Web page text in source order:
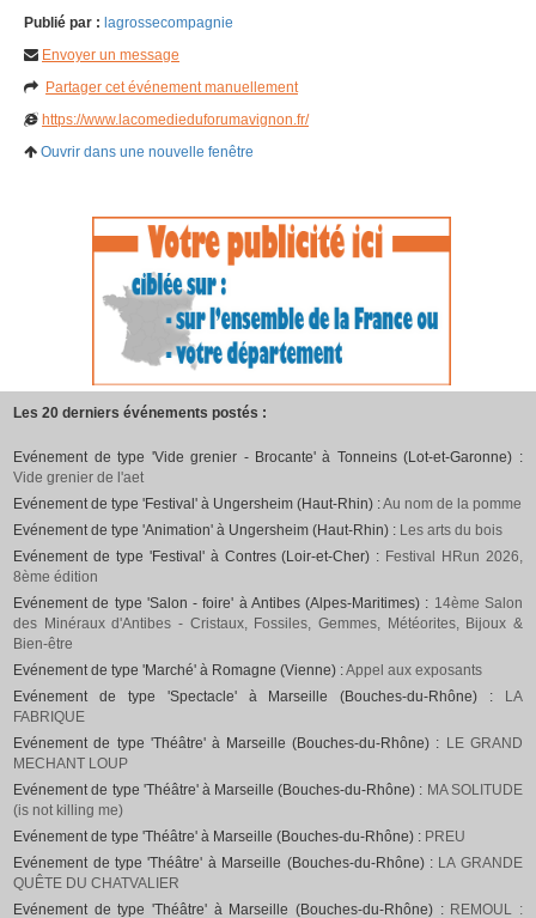
Publié par : lagrossecompagnie
Envoyer un message
Partager cet événement manuellement
https://www.lacomedieduforumavignon.fr/
Ouvrir dans une nouvelle fenêtre
Les 20 derniers événements postés :
Evénement de type 'Vide grenier - Brocante' à Tonneins (Lot-et-Garonne) :
Vide grenier de l'aet
Evénement de type 'Festival' à Ungersheim (Haut-Rhin) :Au nom de la pomme
Evénement de type 'Animation' à Ungersheim (Haut-Rhin) : Les arts du bois
Evénement de type 'Festival' à Contres (Loir-et-Cher) : Festival HRun 2026,
8ème édition
Evénement de type 'Salon - foire' à Antibes (Alpes-Maritimes) : 14ème Salon
des Minéraux d'Antibes - Cristaux, Fossiles, Gemmes, Météorites, Bijoux &
Bien-être
Evénement de type 'Marché' à Romagne (Vienne) :Appel aux exposants
Evénement de type 'Spectacle' à Marseille (Bouches-du-Rhône) :
LA
FABRIQUE
Evénement de type 'Théâtre' à Marseille (Bouches-du-Rhône) : LE GRAND
MECHANT LOUP
Evénement de type 'Théâtre' à Marseille (Bouches-du-Rhône) : MA SOLITUDE
(is not killing me)
Evénement de type 'Théâtre' à Marseille (Bouches-du-Rhône) : PREU
Evénement de type 'Théâtre' à Marseille (Bouches-du-Rhône) : LA GRANDE
QUÊTE DU CHATVALIER
Evénement de type 'Théâtre' à Marseille (Bouches-du-Rhône) : REMOUL :